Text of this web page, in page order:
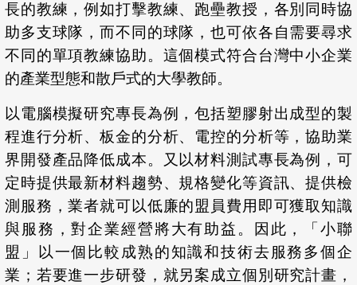
長的教練，例如打擊教練、跑壘教授，各別同時協
助多支球隊，而不同的球隊，也可依各自需要尋求
不同的單項教練協助。這個模式符合台灣中小企業
的產業型態和散戶式的大學教師。
以電腦模擬研究專長為例，包括塑膠射出成型的製
程進行分析、板金的分析、電控的分析等，協助業
界開發產品降低成本。又以材料測試專長為例，可
定時提供最新材料趨勢、規格變化等資訊、提供檢
測服務，業者就可以低廉的盟員費用即可獲取知識
與服務，對企業經營將大有助益。因此，「小聯
盟」以一個比較成熟的知識和技術去服務多個企
業；若要進一步研發，就另案成立個別研究計畫，